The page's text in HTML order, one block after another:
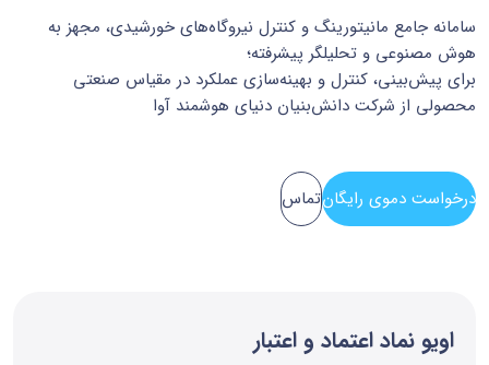
سامانه جامع مانیتورینگ و کنترل نیروگاه‌های خورشیدی، مجهز به
هوش مصنوعی و تحلیلگر پیشرفته؛
برای پیش‌بینی، کنترل و بهینه‌سازی عملکرد در مقیاس صنعتی
محصولی از شرکت دانش‌بنیان دنیای هوشمند آوا
درخواست دموی رایگانتماس
اویو نماد اعتماد و اعتبار